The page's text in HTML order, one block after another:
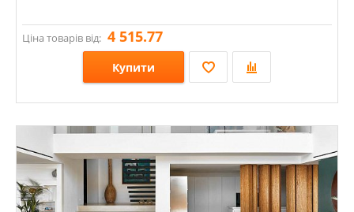
Ціна товарів від: 4 515.77
Купити
Розміри: 800х800; 600х1200; 75х150; 300х300; 1200х2400х6;
Стилі: Під камінь; Геометрія, орнамент; Під бетон;
Кольори: